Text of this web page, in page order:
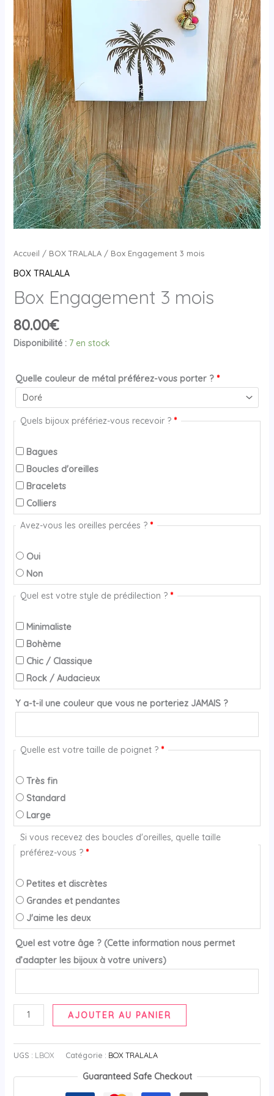
Accueil / BOX TRALALA/ Box Engagement 3 mois
BOX TRALALA
Box Engagement 3 mois
80.00€
Disponibilité : 7 en stock
Quelle couleur de métal préférez-vous porter ? *
Quels bijoux préfériez-vous recevoir ? *
Bagues
Boucles d'oreilles
Bracelets
Colliers
Avez-vous les oreilles percées ? *
Oui
Non
Quel est votre style de prédilection ? *
Minimaliste
Bohème
Chic / Classique
Rock / Audacieux
Y a-t-il une couleur que vous ne porteriez JAMAIS ?
Quelle est votre taille de poignet ? *
Très fin
Standard
Large
Si vous recevez des boucles d'oreilles, quelle taille
préférez-vous ? *
Petites et discrètes
Grandes et pendantes
J'aime les deux
Quel est votre âge ? (Cette information nous permet
d’adapter les bijoux à votre univers)
AJOUTER AU PANIER
UGS : LBOX Catégorie : BOX TRALALA
Guaranteed Safe Checkout